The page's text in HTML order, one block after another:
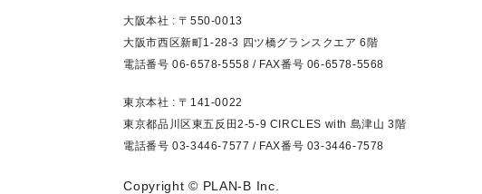
大阪本社 : 〒550-0013
大阪市西区新町1-28-3 四ツ橋グランスクエア 6階
電話番号 06-6578-5558 / FAX番号 06-6578-5568
東京本社 : 〒141-0022
東京都品川区東五反田2-5-9 CIRCLES with 島津山 3階
電話番号 03-3446-7577 / FAX番号 03-3446-7578
Copyright © PLAN-B Inc.